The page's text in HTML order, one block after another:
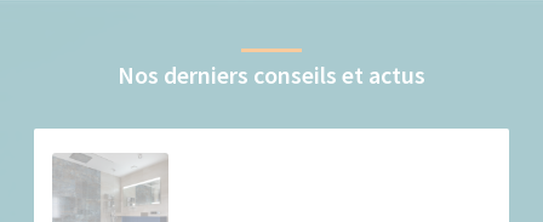
Nos derniers conseils et actus